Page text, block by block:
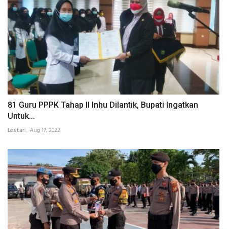
81 Guru PPPK Tahap II Inhu Dilantik, Bupati Ingatkan
Untuk...
Lestari Aug 17, 2022